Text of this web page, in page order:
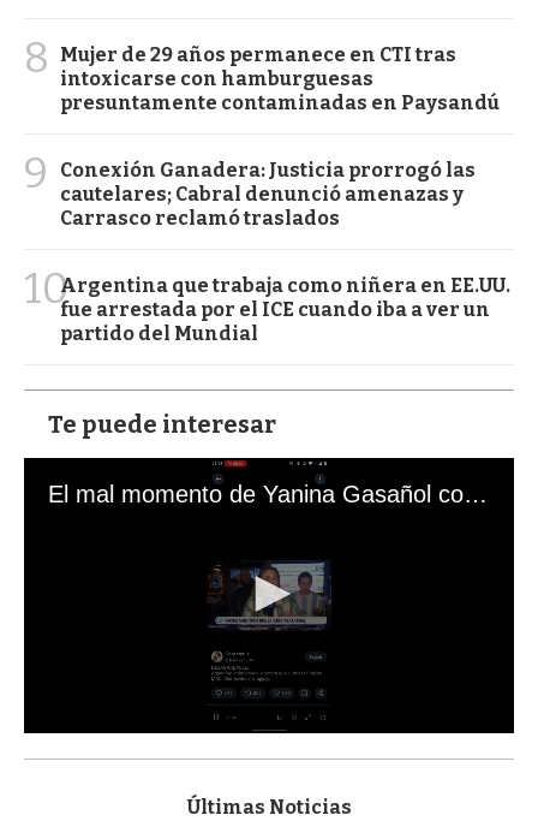
8
Mujer de 29 años permanece en CTI tras
intoxicarse con hamburguesas
presuntamente contaminadas en Paysandú
9
Conexión Ganadera: Justicia prorrogó las
cautelares; Cabral denunció amenazas y
Carrasco reclamó traslados
10Argentina que trabaja como niñera en EE.UU.
fue arrestada por el ICE cuando iba a ver un
partido del Mundial
Te puede interesar
El mal momento de Yanina Gasañol con un hincha argentino en "Subrayado"
s
Últimas Noticias